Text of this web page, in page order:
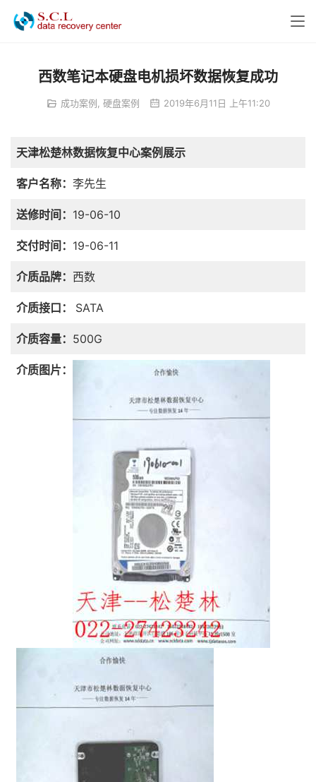
西数笔记本硬盘电机损坏数据恢复成功
成功案例 硬盘案例 2019年6月11日 上午11:20
天津松楚林数据恢复中心案例展示
客户名称： 李先生
送修时间： 19-06-10
交付时间： 19-06-11
介质品牌： 西数
介质接口： SATA
介质容量： 500G
介质图片：